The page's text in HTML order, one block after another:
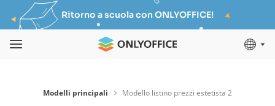
Ritorno a scuola con ONLYOFFICE!
Modelli principali Modello listino prezzi estetista 2